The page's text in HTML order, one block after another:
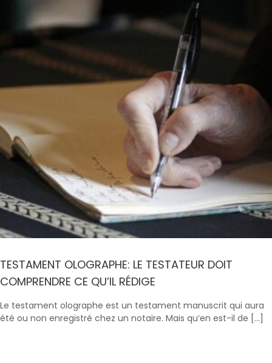
TESTAMENT OLOGRAPHE: LE TESTATEUR DOIT
COMPRENDRE CE QU’IL RÉDIGE
Le testament olographe est un testament manuscrit qui aura
été ou non enregistré chez un notaire. Mais qu’en est-il de […]